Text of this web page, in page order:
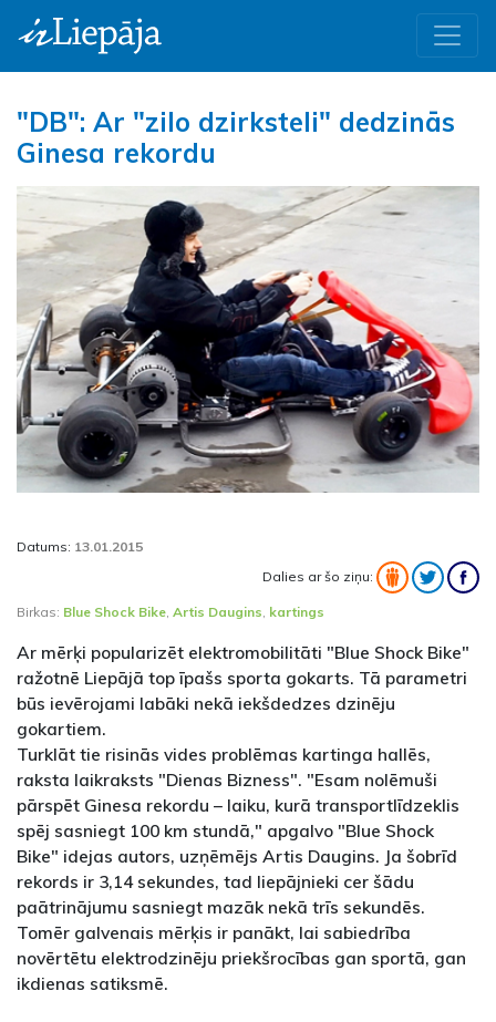
"DB": Ar "zilo dzirksteli" dedzinās
Ginesa rekordu
Datums: 13.01.2015
Dalies ar šo ziņu:
Birkas: Blue Shock Bike, Artis Daugins, kartings
Ar mērķi popularizēt elektromobilitāti "Blue Shock Bike"
ražotnē Liepājā top īpašs sporta gokarts. Tā parametri
būs ievērojami labāki nekā iekšdedzes dzinēju
gokartiem.
Turklāt tie risinās vides problēmas kartinga hallēs,
raksta laikraksts "Dienas Bizness". "Esam nolēmuši
pārspēt Ginesa rekordu – laiku, kurā transportlīdzeklis
spēj sasniegt 100 km stundā," apgalvo "Blue Shock
Bike" idejas autors, uzņēmējs Artis Daugins. Ja šobrīd
rekords ir 3,14 sekundes, tad liepājnieki cer šādu
paātrinājumu sasniegt mazāk nekā trīs sekundēs.
Tomēr galvenais mērķis ir panākt, lai sabiedrība
novērtētu elektrodzinēju priekšrocības gan sportā, gan
ikdienas satiksmē.